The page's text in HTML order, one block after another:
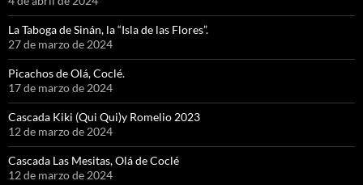
La Taboga de Sinán, la “Isla de las Flores”.
27 de marzo de 2024
Picachos de Olá, Coclé.
17 de marzo de 2024
Cascada Kiki (Qui Qui)y Romelio 2023
12 de marzo de 2024
Cascada Las Mesitas, Olá de Coclé
12 de marzo de 2024